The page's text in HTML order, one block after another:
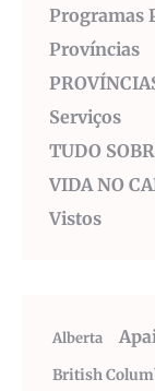
Programas
Províncias
Serviços
TUDO
VIDA NO
Vistos
Alberta
British